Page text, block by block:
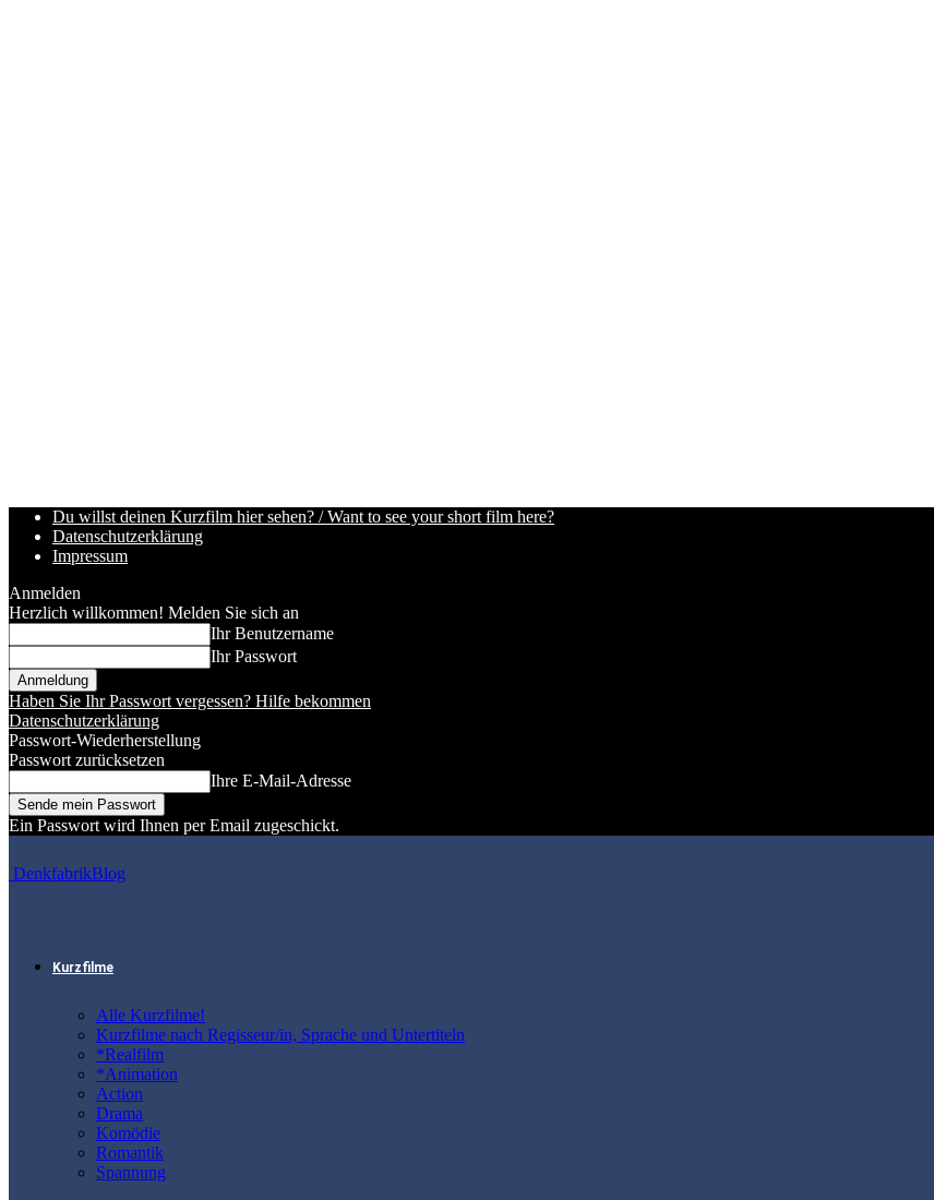
Du willst deinen Kurzfilm hier sehen? / Want to see your short film here?
Datenschutzerklärung
Impressum
Anmelden
Herzlich willkommen! Melden Sie sich an
Ihr Benutzername
Ihr Passwort
Haben Sie Ihr Passwort vergessen? Hilfe bekommen
Datenschutzerklärung
Passwort-Wiederherstellung
Passwort zurücksetzen
Ihre E-Mail-Adresse
Ein Passwort wird Ihnen per Email zugeschickt.
DenkfabrikBlog
Kurzfilme
Alle Kurzfilme!
Kurzfilme nach Regisseur/in, Sprache und Untertiteln
*Realfilm
*Animation
Action
Drama
Komödie
Romantik
Spannung